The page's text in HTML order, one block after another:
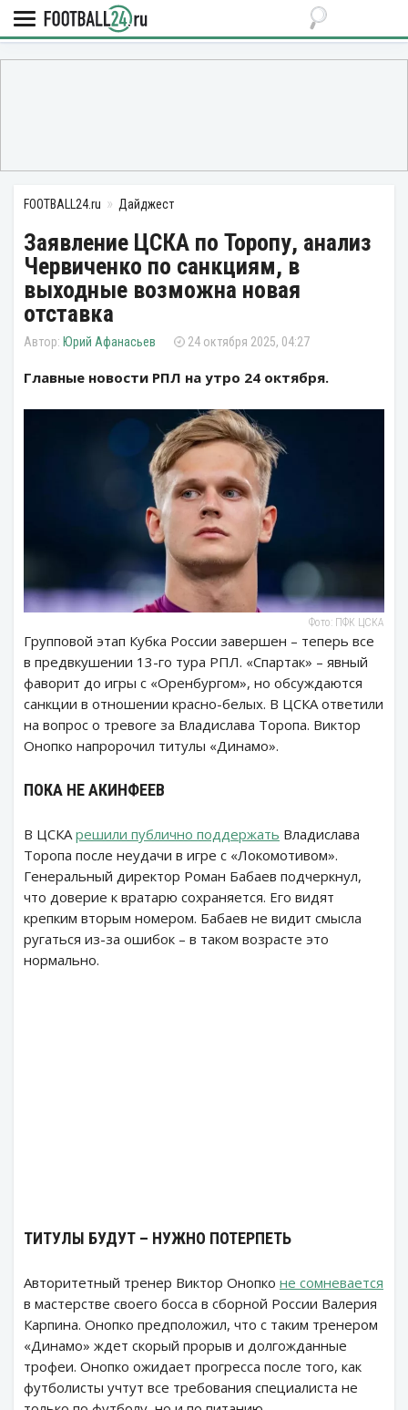
FOOTBALL24.ru Дайджест
Заявление ЦСКА по Торопу, анализ
Червиченко по санкциям, в
выходные возможна новая
отставка
Юрий Афанасьев 24 октября 2025, 04:27
Главные новости РПЛ на утро 24 октября.
Фото: ПФК ЦСКА
Групповой этап Кубка России завершен – теперь все
в предвкушении 13-го тура РПЛ. «Спартак» – явный
фаворит до игры с «Оренбургом», но обсуждаются
санкции в отношении красно-белых. В ЦСКА ответили
на вопрос о тревоге за Владислава Торопа. Виктор
Онопко напророчил титулы «Динамо».
ПОКА НЕ АКИНФЕЕВ
В ЦСКА решили публично поддержать Владислава
Торопа после неудачи в игре с «Локомотивом».
Генеральный директор Роман Бабаев подчеркнул,
что доверие к вратарю сохраняется. Его видят
крепким вторым номером. Бабаев не видит смысла
ругаться из-за ошибок – в таком возрасте это
нормально.
ТИТУЛЫ БУДУТ – НУЖНО ПОТЕРПЕТЬ
Авторитетный тренер Виктор Онопко не сомневается
в мастерстве своего босса в сборной России Валерия
Карпина. Онопко предположил, что с таким тренером
«Динамо» ждет скорый прорыв и долгожданные
трофеи. Онопко ожидает прогресса после того, как
футболисты учтут все требования специалиста не